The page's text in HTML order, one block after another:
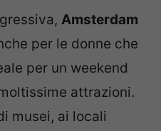
Amsterdam
per le donne che
per un weekend
attrazioni.
musei, ai locali